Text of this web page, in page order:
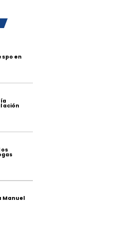
en
Manuel